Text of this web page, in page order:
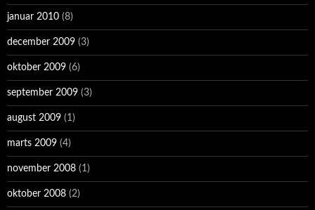
januar 2010 (8)
december 2009 (3)
oktober 2009 (6)
september 2009 (3)
august 2009 (1)
marts 2009 (4)
november 2008 (1)
oktober 2008 (2)